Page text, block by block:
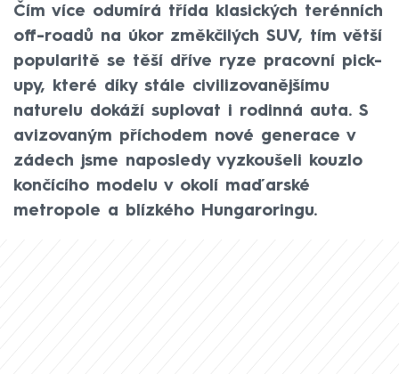
Čím více odumírá třída klasických terénních
off-roadů na úkor změkčilých SUV, tím větší
popularitě se těší dříve ryze pracovní pick-
upy, které díky stále civilizovanějšímu
naturelu dokáží suplovat i rodinná auta. S
avizovaným příchodem nové generace v
zádech jsme naposledy vyzkoušeli kouzlo
končícího modelu v okolí maďarské
metropole a blízkého Hungaroringu.